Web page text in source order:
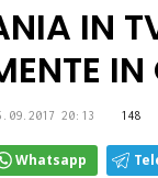
IN
20:13 148
Whatsapp